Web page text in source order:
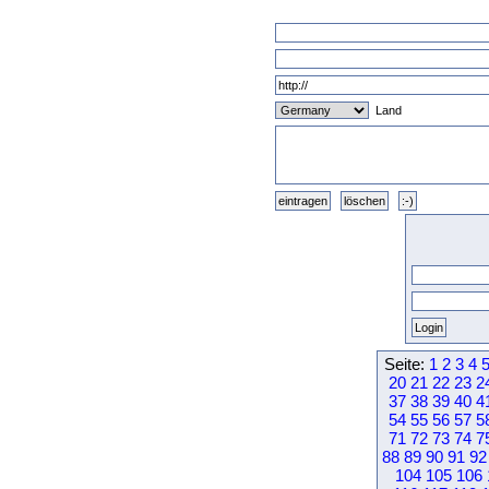
Land
Seite: 1 2 3 4 5
20 21 22 23
37 38 39 40
54 55 56 57
71 72 73 74
88 89 90 91 92
104 105 106